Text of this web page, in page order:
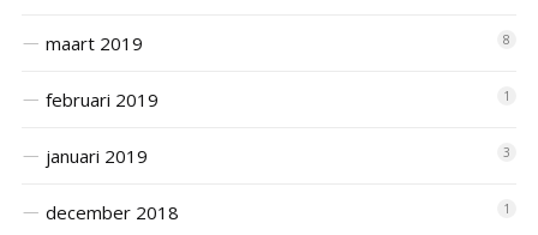
maart 2019 8
februari 2019 1
januari 2019 3
december 2018 1